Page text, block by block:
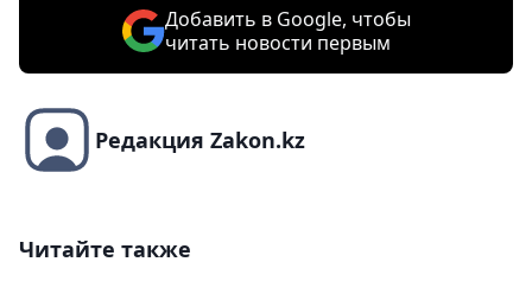
Добавить в Google, чтобы
читать новости первым
Редакция Zakon.kz
Читайте также